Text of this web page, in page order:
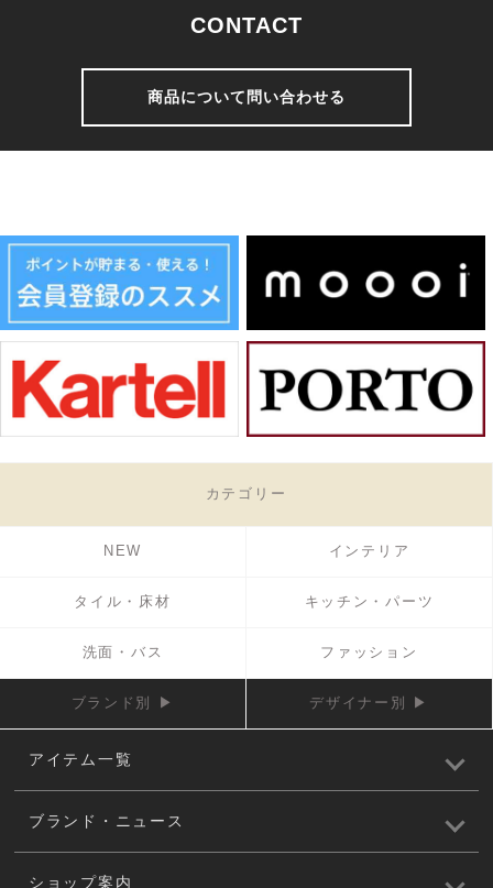
CONTACT
商品について問い合わせる
カテゴリー
NEW インテリア
タイル・床材 キッチン・パーツ
洗面・バス ファッション
ブランド別 ▶ デザイナー別 ▶
アイテム一覧
ブランド・ニュース
ショップ案内